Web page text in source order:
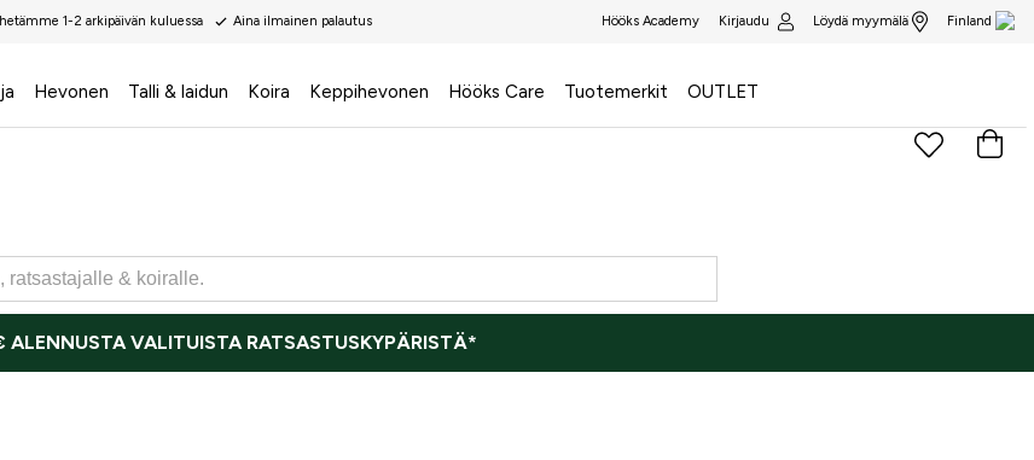
1-2 arkipäivän kuluessa Aina ilmainen palautus Hööks Academy Kirjaudu Löydä myymälä Finland
Hevonen Talli & laidun Koira Keppihevonen Hööks Care Tuotemerkit OUTLET
ALENNUSTA VALITUISTA RATSASTUSKYPÄRISTÄ*